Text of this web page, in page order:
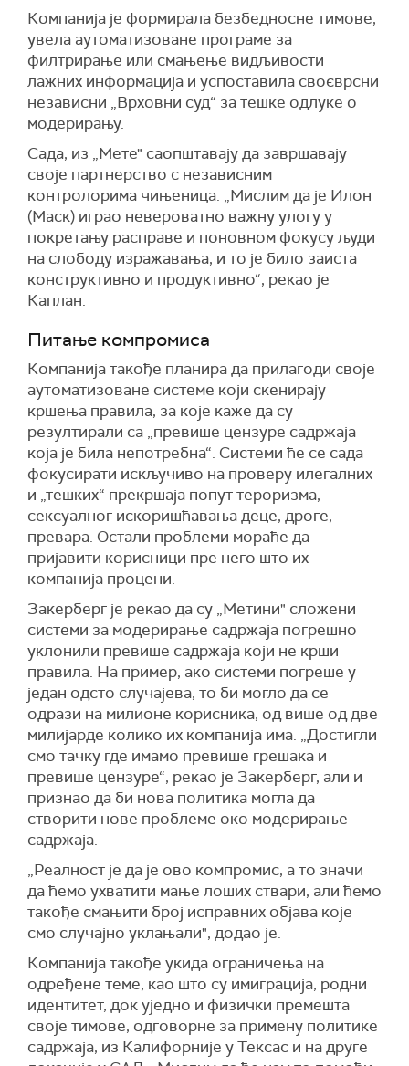
Компанија је формирала безбедносне тимове,
увела аутоматизоване програме за
филтрирање или смањење видљивости
лажних информација и успоставила своєврсни
независни „Врховни суд“ за тешке одлуке о
модерирању.
Сада, из „Мете" саопштавају да завршавају
своје партнерство с независним
контролорима чињеница. „Мислим да је Илон
(Маск) играо невероватно важну улогу у
покретању расправе и поновном фокусу људи
на слободу изражавања, и то је било заиста
конструктивно и продуктивно“, рекао је
Каплан.
Питање компромиса
Компанија такође планира да прилагоди своје
аутоматизоване системе који скенирају
кршења правила, за које каже да су
резултирали са „превише цензуре садржаја
која је била непотребна“. Системи ће се сада
фокусирати искључиво на проверу илегалних
и „тешких“ прекршаја попут тероризма,
сексуалног искоришћавања деце, дроге,
превара. Остали проблеми мораће да
пријавити корисници пре него што их
компанија процени.
Закерберг је рекао да су „Метини" сложени
системи за модерирање садржаја погрешно
уклонили превише садржаја који не крши
правила. На пример, ако системи погреше у
један одсто случајева, то би могло да се
одрази на милионе корисника, од више од две
милијарде колико их компанија има. „Достигли
смо тачку где имамо превише грешака и
превише цензуре“, рекао је Закерберг, али и
признао да би нова политика могла да
створити нове проблеме око модерирање
садржаја.
„Реалност је да је ово компромис, а то значи
да ћемо ухватити мање лоших ствари, али ћемо
такође смањити број исправних објава које
смо случајно уклањали", додао је.
Компанија такође укида ограничења на
одређене теме, као што су имиграција, родни
идентитет, док уједно и физички премешта
своје тимове, одговорне за примену политике
садржаја, из Калифорније у Тексас и на друге